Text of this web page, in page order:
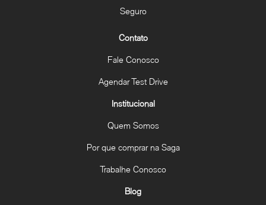
Seguro
Contato
Fale Conosco
Agendar Test Drive
Institucional
Quem Somos
Por que comprar na Saga
Trabalhe Conosco
Blog